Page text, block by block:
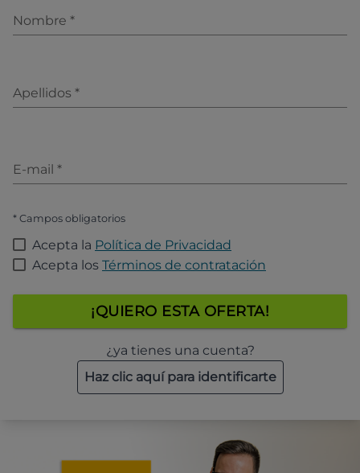
Nombre *
Apellidos *
E-mail *
* Campos obligatorios
Acepta la Política de Privacidad
Acepta los Términos de contratación
¡QUIERO ESTA OFERTA!
¿ya tienes una cuenta?
Haz clic aquí para identificarte